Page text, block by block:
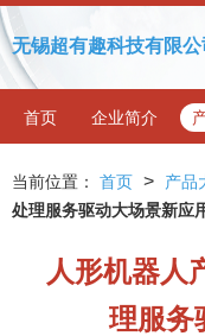
无锡超有趣科技有限公
首页 企业简介
当前位置： 首页 > 产品
处理服务驱动大场景新应
人形机器人
理服务